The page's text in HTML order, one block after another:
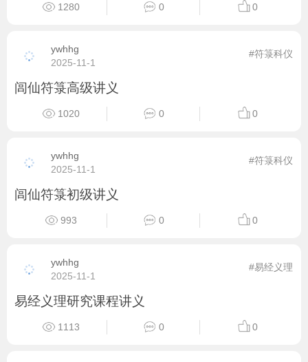
1280 0 0
ywhhg
2025-11-1
#符箓科仪
闾仙符箓高级讲义
1020 0 0
ywhhg
2025-11-1
#符箓科仪
闾仙符箓初级讲义
993 0 0
ywhhg
2025-11-1
#易经义理
易经义理研究课程讲义
1113 0 0